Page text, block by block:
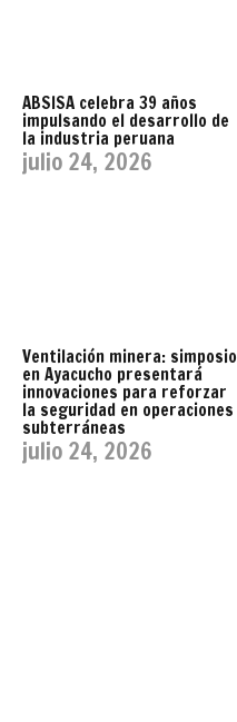
ABSISA celebra 39 años
impulsando el desarrollo de
la industria peruana
julio 24, 2026
Ventilación minera: simposio
en Ayacucho presentará
innovaciones para reforzar
la seguridad en operaciones
subterráneas
julio 24, 2026